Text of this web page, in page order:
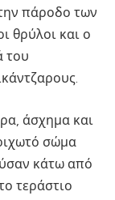
πάροδο των
θρύλοι και ο
του
άσχημα και
σώμα
κάτω από
τεράστιο